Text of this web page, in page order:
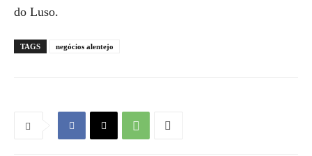
do Luso.
TAGS negócios alentejo